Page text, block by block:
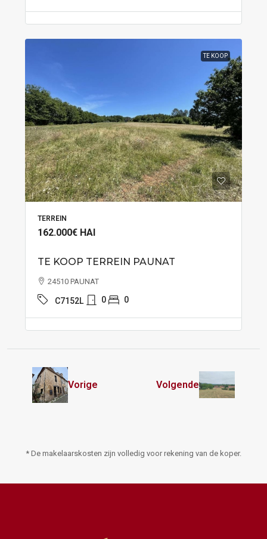
TE KOOP
TERREIN
162.000€ HAI
TE KOOP TERREIN PAUNAT
24510 PAUNAT
C7152L 0 0
Vorige Volgende
* De makelaarskosten zijn volledig voor rekening van de koper.